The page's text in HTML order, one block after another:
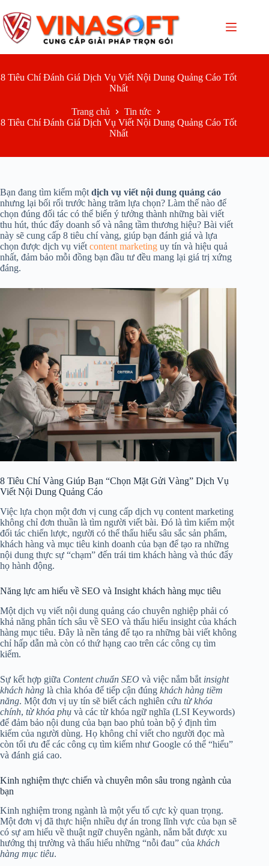
đến
phần
nội
8 Tiêu Chí Đánh Giá Dịch Vụ Viết Nội Dung Quảng Cáo Tốt
Nhất
Trang chủ
Tin tức
8 Tiêu Chí Đánh Giá Dịch Vụ Viết Nội Dung Quảng Cáo Tốt
Nhất
Bạn đang tìm kiếm một dịch vụ viết nội dung quảng cáo
nhưng lại bối rối trước hàng trăm lựa chọn? Làm thế nào để
chọn đúng đối tác có thể biến ý tưởng thành những bài viết
thu hút, thúc đẩy doanh số và nâng tầm thương hiệu? Bài viết
này sẽ cung cấp 8 tiêu chí vàng, giúp bạn đánh giá và lựa
chọn được dịch vụ viết content marketing uy tín và hiệu quả
nhất, đảm bảo mỗi đồng bạn đầu tư đều mang lại giá trị xứng
đáng.
8 Tiêu Chí Vàng Giúp Bạn “Chọn Mặt Gửi Vàng” Dịch Vụ
Viết Nội Dung Quảng Cáo
Việc lựa chọn một đơn vị cung cấp dịch vụ content marketing
không chỉ đơn thuần là tìm người viết bài. Đó là tìm kiếm một
đối tác chiến lược, người có thể thấu hiểu sâu sắc sản phẩm,
khách hàng và mục tiêu kinh doanh của bạn để tạo ra những
nội dung thực sự “chạm” đến trái tim khách hàng và thúc đẩy
họ hành động.
Năng lực am hiểu về SEO và Insight khách hàng mục tiêu
Một dịch vụ viết nội dung quảng cáo chuyên nghiệp phải có
khả năng phân tích sâu về SEO và thấu hiểu insight của khách
hàng mục tiêu. Đây là nền tảng để tạo ra những bài viết không
chỉ hấp dẫn mà còn có thứ hạng cao trên các công cụ tìm
kiếm.
Sự kết hợp giữa Content chuẩn SEO và việc nắm bắt insight
khách hàng là chìa khóa để tiếp cận đúng khách hàng tiềm
năng. Một đơn vị uy tín sẽ biết cách nghiên cứu từ khóa
chính, từ khóa phụ và các từ khóa ngữ nghĩa (LSI Keywords)
để đảm bảo nội dung của bạn bao phủ toàn bộ ý định tìm
kiếm của người dùng. Họ không chỉ viết cho người đọc mà
còn tối ưu để các công cụ tìm kiếm như Google có thể “hiểu”
và đánh giá cao.
Kinh nghiệm thực chiến và chuyên môn sâu trong ngành của
bạn
Kinh nghiệm trong ngành là một yếu tố cực kỳ quan trọng.
Một đơn vị đã thực hiện nhiều dự án trong lĩnh vực của bạn sẽ
có sự am hiểu về thuật ngữ chuyên ngành, nắm bắt được xu
hướng thị trường và thấu hiểu những “nỗi đau” của khách
hàng mục tiêu.